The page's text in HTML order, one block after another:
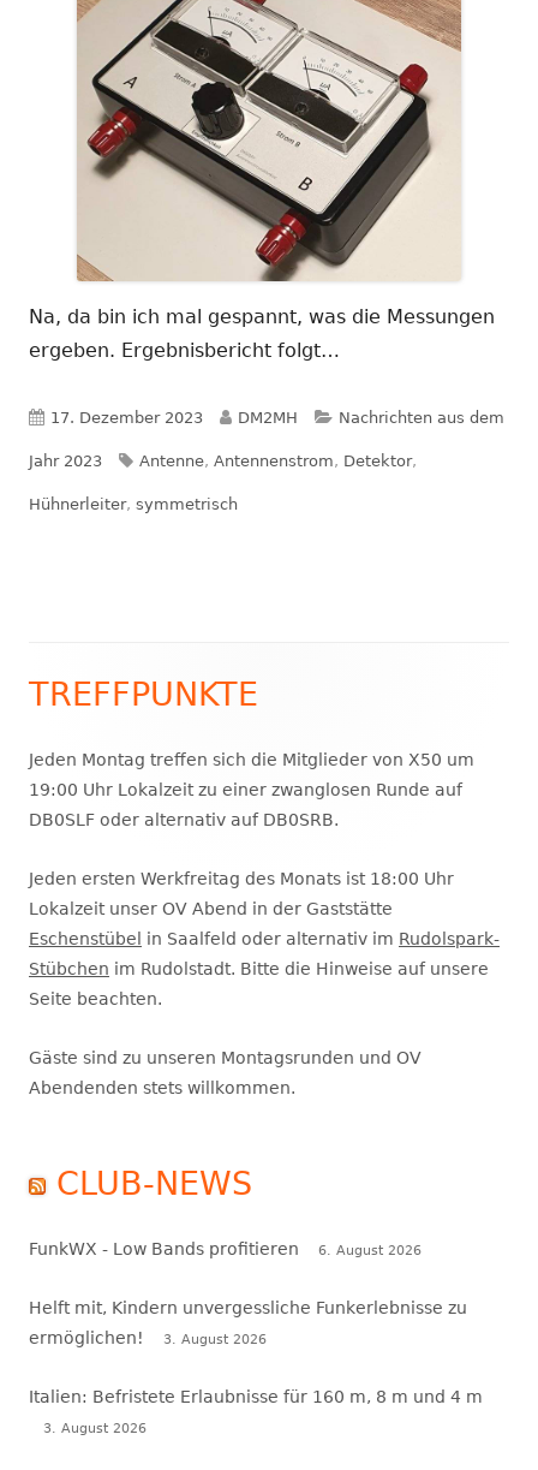
Na, da bin ich mal gespannt, was die Messungen
ergeben. Ergebnisbericht folgt…
Veröffentlicht
am
17. Dezember 2023 Autor
DM2MH Kategorien
Nachrichten aus dem
Jahr 2023 Schlagwörter
Antenne, Antennenstrom, Detektor,
Hühnerleiter, symmetrisch
Haupt-
Seitenleiste
TREFFPUNKTE
Jeden Montag treffen sich die Mitglieder von X50 um
19:00 Uhr Lokalzeit zu einer zwanglosen Runde auf
DB0SLF oder alternativ auf DB0SRB.
Jeden ersten Werkfreitag des Monats ist 18:00 Uhr
Lokalzeit unser OV Abend in der Gaststätte
Eschenstübel
in Saalfeld oder alternativ im Rudolspark-
Stübchen im Rudolstadt. Bitte die Hinweise auf unsere
Seite beachten.
Gäste sind zu unseren Montagsrunden und OV
Abendenden stets willkommen.
CLUB-NEWS
FunkWX - Low Bands profitieren 6. August 2026
Helft mit, Kindern unvergessliche Funkerlebnisse zu
ermöglichen!
3. August 2026
Italien: Befristete Erlaubnisse für 160 m, 8 m und 4 m
3. August 2026